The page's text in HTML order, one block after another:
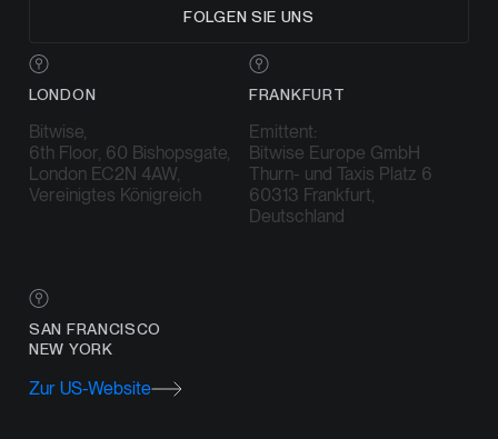
FOLGEN SIE UNS
LONDON
Bitwise,
6th Floor, 60 Bishopsgate,
London EC2N 4AW,
Vereinigtes Königreich
FRANKFURT
Emittent:
Bitwise Europe GmbH
Thurn- und Taxis Platz 6
60313 Frankfurt,
Deutschland
SAN FRANCISCO
NEW YORK
Zur US-Website